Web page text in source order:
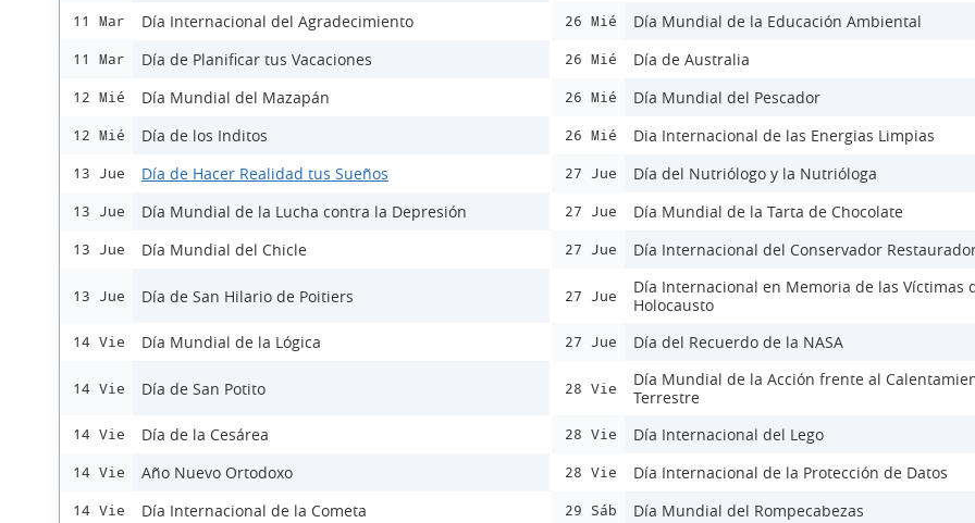
11 Mar Día Internacional del Agradecimiento
11 Mar Día de Planificar tus Vacaciones
12 Mié Día Mundial del Mazapán
12 Mié Día de los Inditos
13 Jue Día de Hacer Realidad tus Sueños
13 Jue Día Mundial de la Lucha contra la Depresión
13 Jue Día Mundial del Chicle
13 Jue Día de San Hilario de Poitiers
14 Vie Día Mundial de la Lógica
14 Vie Día de San Potito
14 Vie Día de la Cesárea
14 Vie Año Nuevo Ortodoxo
14 Vie Día Internacional de la Cometa
26 Mié Día Mundial de la Educación Ambiental
26 Mié Día de Australia
26 Mié Día Mundial del Pescador
26 Mié Dia Internacional de las Energias Limpias
27 Jue Día del Nutriólogo y la Nutrióloga
27 Jue Día Mundial de la Tarta de Chocolate
27 Jue Día Internacional del Conservador
27 Jue
Día Internacional en Memoria de las Víctimas
Holocausto
27 Jue Día del Recuerdo de la NASA
28 Vie
Día Mundial de la Acción frente al
Terrestre
28 Vie Día Internacional del Lego
28 Vie Día Internacional de la Protección de Datos
29 Sáb Día Mundial del Rompecabezas